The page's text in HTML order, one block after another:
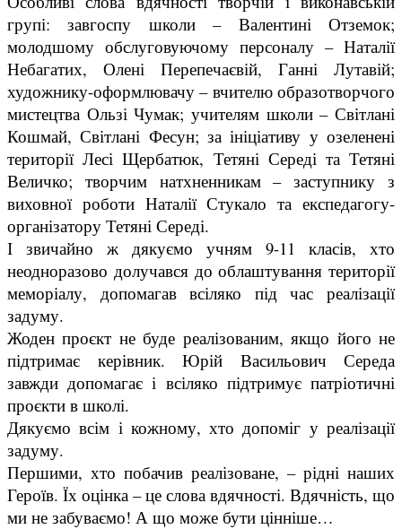
групі: завгоспу школи – Валентині Отземок;
молодшому обслуговуючому персоналу – Наталії
Небагатих, Олені Перепечаєвій, Ганні Лутавій;
художнику-оформлювачу – вчителю образотворчого
мистецтва Ользі Чумак; учителям школи – Світлані
Кошмай, Світлані Фесун; за ініціативу у озеленені
території Лесі Щербатюк, Тетяні Середі та Тетяні
Величко; творчим натхненникам – заступнику з
виховної роботи Наталії Стукало та експедагогу-
організатору Тетяні Середі.
І звичайно ж дякуємо учням 9-11 класів, хто
неодноразово долучався до облаштування території
меморіалу, допомагав всіляко під час реалізації
задуму.
Жоден проєкт не буде реалізованим, якщо його не
підтримає керівник. Юрій Васильович Середа
завжди допомагає і всіляко підтримує патріотичні
проєкти в школі.
Дякуємо всім і кожному, хто допоміг у реалізації
задуму.
Першими, хто побачив реалізоване, – рідні наших
Героїв. Їх оцінка – це слова вдячності. Вдячність, що
ми не забуваємо! А що може бути цінніше…